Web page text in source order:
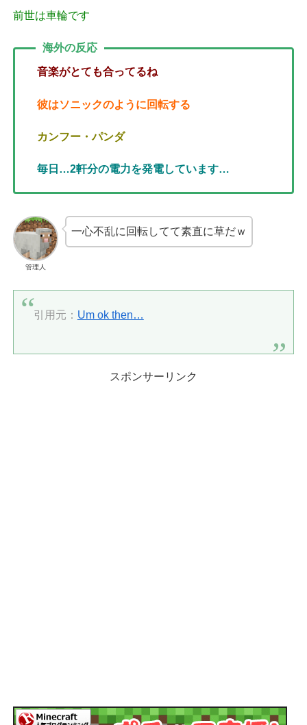
前世は車輪です
海外の反応
音楽がとても合ってるね
彼はソニックのように回転する
カンフー・パンダ
毎日…2軒分の電力を発電しています…
管理人
一心不乱に回転してて素直に草だｗ
引用元： Um ok then…
スポンサーリンク